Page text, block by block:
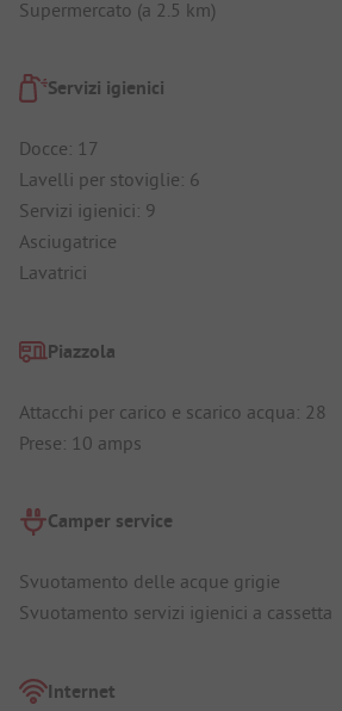
Supermercato (a 2.5 km)
Servizi igienici
Docce: 17
Lavelli per stoviglie: 6
Servizi igienici: 9
Asciugatrice
Lavatrici
Piazzola
Attacchi per carico e scarico acqua: 28
Prese: 10 amps
Camper service
Svuotamento delle acque grigie
Svuotamento servizi igienici a cassetta
Internet